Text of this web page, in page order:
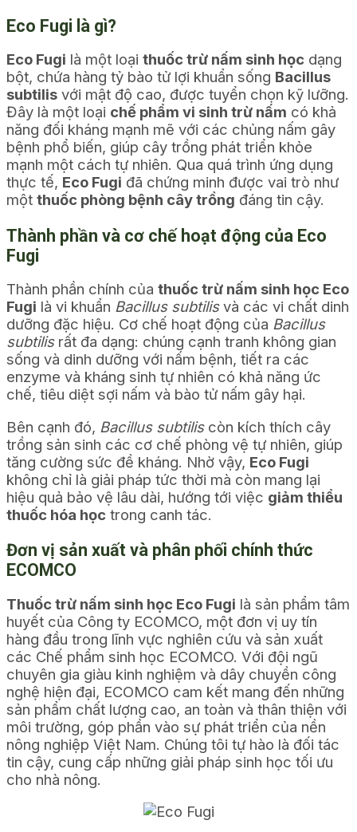
Eco Fugi là gì?
Eco Fugi là một loại thuốc trừ nấm sinh học dạng
bột, chứa hàng tỷ bào tử lợi khuẩn sống Bacillus
subtilis với mật độ cao, được tuyển chọn kỹ lưỡng.
Đây là một loại chế phẩm vi sinh trừ nấm có khả
năng đối kháng mạnh mẽ với các chủng nấm gây
bệnh phổ biến, giúp cây trồng phát triển khỏe
mạnh một cách tự nhiên. Qua quá trình ứng dụng
thực tế, Eco Fugi đã chứng minh được vai trò như
một thuốc phòng bệnh cây trồng đáng tin cậy.
Thành phần và cơ chế hoạt động của Eco
Fugi
Thành phần chính của thuốc trừ nấm sinh học Eco
Fugi là vi khuẩn Bacillus subtilisvà các vi chất dinh
dưỡng đặc hiệu. Cơ chế hoạt động của Bacillus
subtilisrất đa dạng: chúng cạnh tranh không gian
sống và dinh dưỡng với nấm bệnh, tiết ra các
enzyme và kháng sinh tự nhiên có khả năng ức
chế, tiêu diệt sợi nấm và bào tử nấm gây hại.
Bên cạnh đó, Bacillus subtiliscòn kích thích cây
trồng sản sinh các cơ chế phòng vệ tự nhiên, giúp
tăng cường sức đề kháng. Nhờ vậy, Eco Fugi
không chỉ là giải pháp tức thời mà còn mang lại
hiệu quả bảo vệ lâu dài, hướng tới việc giảm thiểu
thuốc hóa học trong canh tác.
Đơn vị sản xuất và phân phối chính thức
ECOMCO
Thuốc trừ nấm sinh học Eco Fugi là sản phẩm tâm
huyết của Công ty ECOMCO, một đơn vị uy tín
hàng đầu trong lĩnh vực nghiên cứu và sản xuất
các Chế phẩm sinh học ECOMCO. Với đội ngũ
chuyên gia giàu kinh nghiệm và dây chuyền công
nghệ hiện đại, ECOMCO cam kết mang đến những
sản phẩm chất lượng cao, an toàn và thân thiện với
môi trường, góp phần vào sự phát triển của nền
nông nghiệp Việt Nam. Chúng tôi tự hào là đối tác
tin cậy, cung cấp những giải pháp sinh học tối ưu
cho nhà nông.